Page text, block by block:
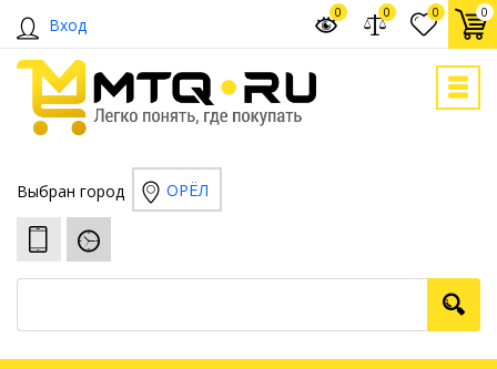
Вход
0 0
0 0
Выбран город ОРЁЛ